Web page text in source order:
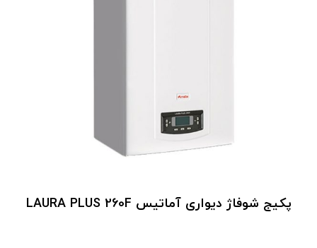
پکیج شوفاژ دیواری آماتیس LAURA PLUS 260F